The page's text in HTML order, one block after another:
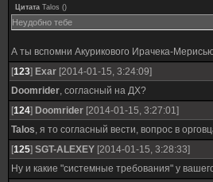
Цитата Talos ()
Неудобно тебе
А ты вспомни Акурикового Ирачека-
[123] Exar [2014-01-15, 3:24:09]
Doomrider, согласный на ДХ?
[124] Doomrider [2014-01-15, 3:27:01]
Talos, я то согласный вести, вопрос в
[125] SGT-ALEXEY [2014-01-15, 3:28:33]
Ну и какие "системные требования" у